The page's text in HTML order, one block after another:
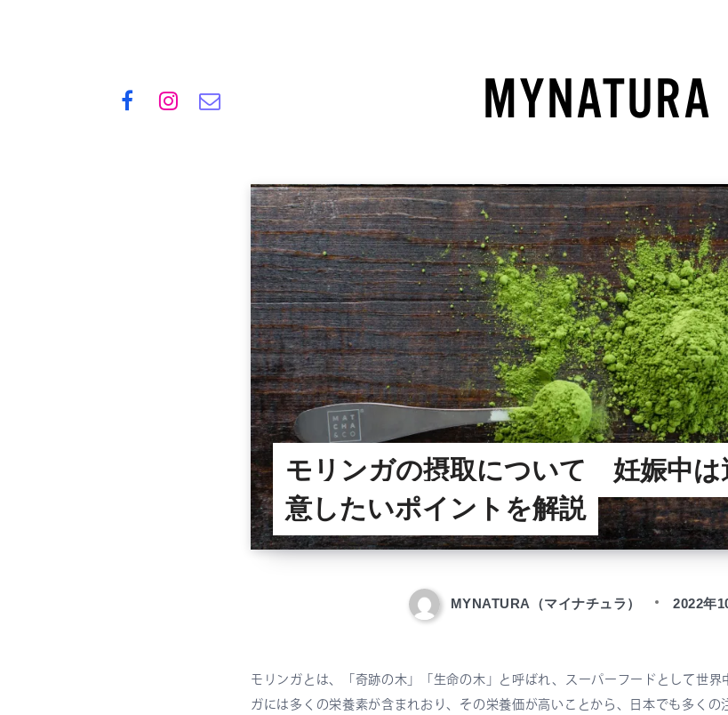
モリンガの摂取について 妊娠中は
意したいポイントを解説
MYNATURA（マイナチュラ） 2022年
モリンガとは、「奇跡の木」「生命の木」と呼ばれ、スーパーフードとして世
ガには多くの栄養素が含まれおり、その栄養価が高いことから、日本でも多くの